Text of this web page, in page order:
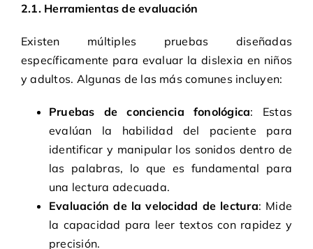
2.1. Herramientas de evaluación
Existen múltiples pruebas diseñadas
específicamente para evaluar la dislexia en niños
y adultos. Algunas de las más comunes incluyen:
Pruebas de conciencia fonológica: Estas
evalúan la habilidad del paciente para
identificar y manipular los sonidos dentro de
las palabras, lo que es fundamental para
una lectura adecuada.
Evaluación de la velocidad de lectura: Mide
la capacidad para leer textos con rapidez y
precisión.